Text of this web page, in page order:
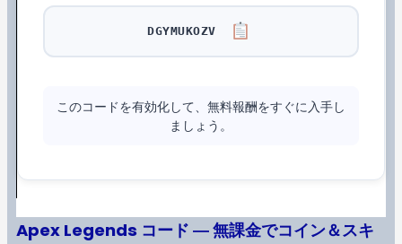
DGYMUKOZV
このコードを有効化して、無料報酬をすぐに入手し
ましょう。
Apex Legends コード ― 無課金でコイン＆スキ